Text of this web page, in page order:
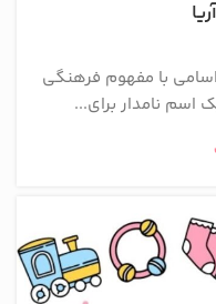
با مفهوم فرهنگی
اسم نامدار برای...